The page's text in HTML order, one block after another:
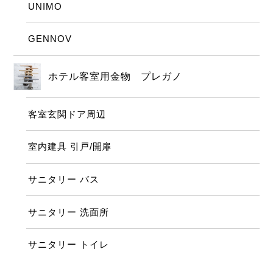
UNIMO
GENNOV
ホテル客室用金物 プレガノ
客室玄関ドア周辺
室内建具 引戸/開扉
サニタリー バス
サニタリー 洗面所
サニタリー トイレ